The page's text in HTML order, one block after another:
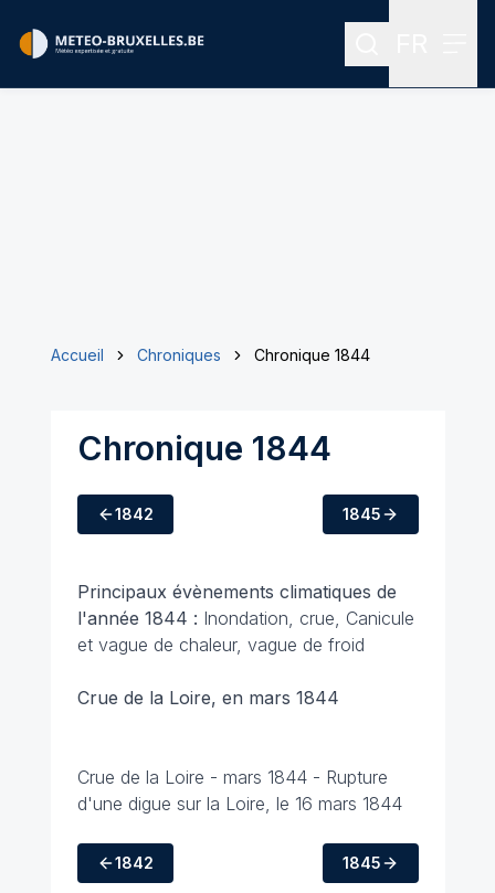
Rechercher
Accueil Chroniques Chronique 1844
Chronique 1844
1842 1845
Principaux évènements climatiques de
l'année 1844 : Inondation, crue, Canicule
et vague de chaleur, vague de froid
Crue de la Loire, en mars 1844
Crue de la Loire - mars 1844 - Rupture
d'une digue sur la Loire, le 16 mars 1844
1842 1845